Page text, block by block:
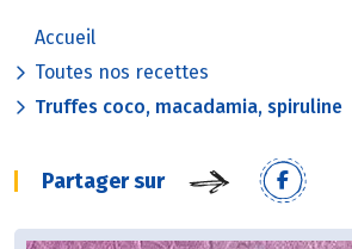
Accueil
Toutes nos recettes
Truffes coco, macadamia, spiruline
Partager sur